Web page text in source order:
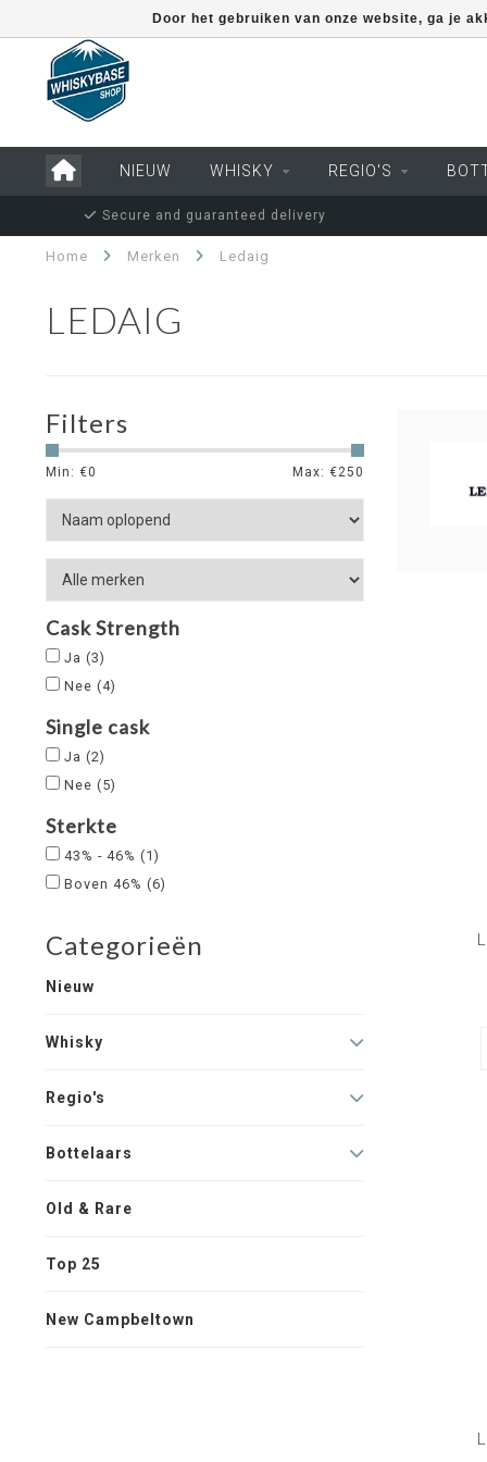
NIEUW WHISKY REGIO'S
Secure and guaranteed delivery
Home Merken Ledaig
LEDAIG
Filters
Min: €0 Max: €250
Cask Strength
Ja (3)
Nee (4)
Single cask
Ja (2)
Nee (5)
Sterkte
43% - 46% (1)
Boven 46% (6)
Categorieën
Nieuw
Whisky
Regio's
Bottelaars
Old & Rare
Top 25
New Campbeltown
Door het gebruiken van onze website, ga je